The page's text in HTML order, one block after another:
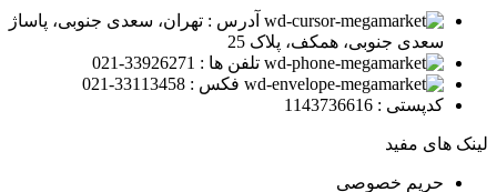
آدرس : تهران، سعدی جنوبی، پاساژ
سعدی جنوبی، همکف، پلاک 25
تلفن ها : 33926271-021
فکس : 33113458-021
کدپستی : 1143736616
لینک های مفید
حریم خصوصی